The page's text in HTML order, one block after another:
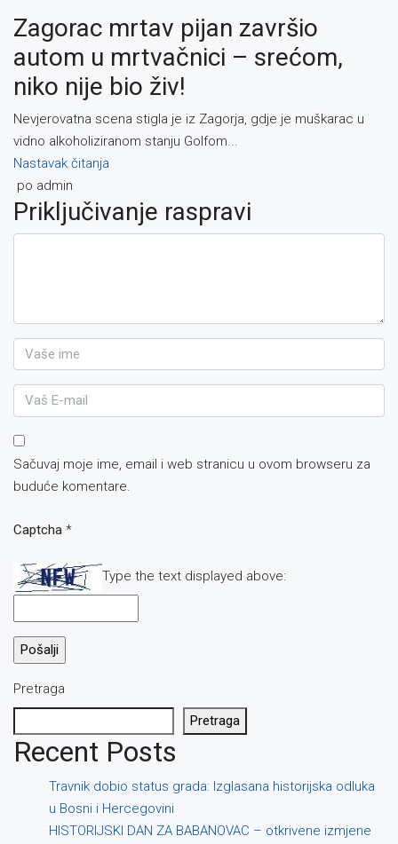
Zagorac mrtav pijan završio
autom u mrtvačnici – srećom,
niko nije bio živ!
Nevjerovatna scena stigla je iz Zagorja, gdje je muškarac u
vidno alkoholiziranom stanju Golfom...
Nastavak čitanja
po admin
Priključivanje raspravi
Sačuvaj moje ime, email i web stranicu u ovom browseru za
buduće komentare.
Captcha *
Type the text displayed above:
Pretraga
Pretraga
Recent Posts
Travnik dobio status grada: Izglasana historijska odluka
u Bosni i Hercegovini
HISTORIJSKI DAN ZA BABANOVAC – otkrivene izmjene